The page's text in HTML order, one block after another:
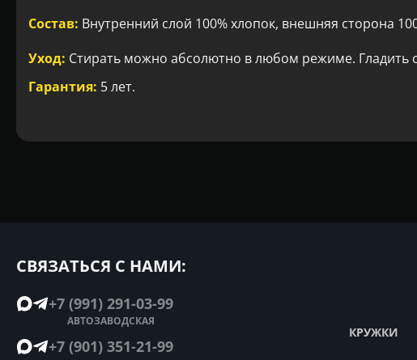
Состав: Внутренний слой 100% хлопок, внешняя сторона
Уход: Стирать можно абсолютно в любом режиме. Гладить
Гарантия: 5 лет.
СВЯЗАТЬСЯ С НАМИ:
+7 (991) 291-03-99
АВТОЗАВОДСКАЯ
+7 (901) 351-21-99
КРУЖКИ